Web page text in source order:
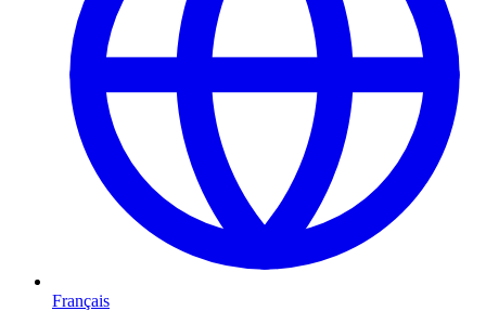
Français